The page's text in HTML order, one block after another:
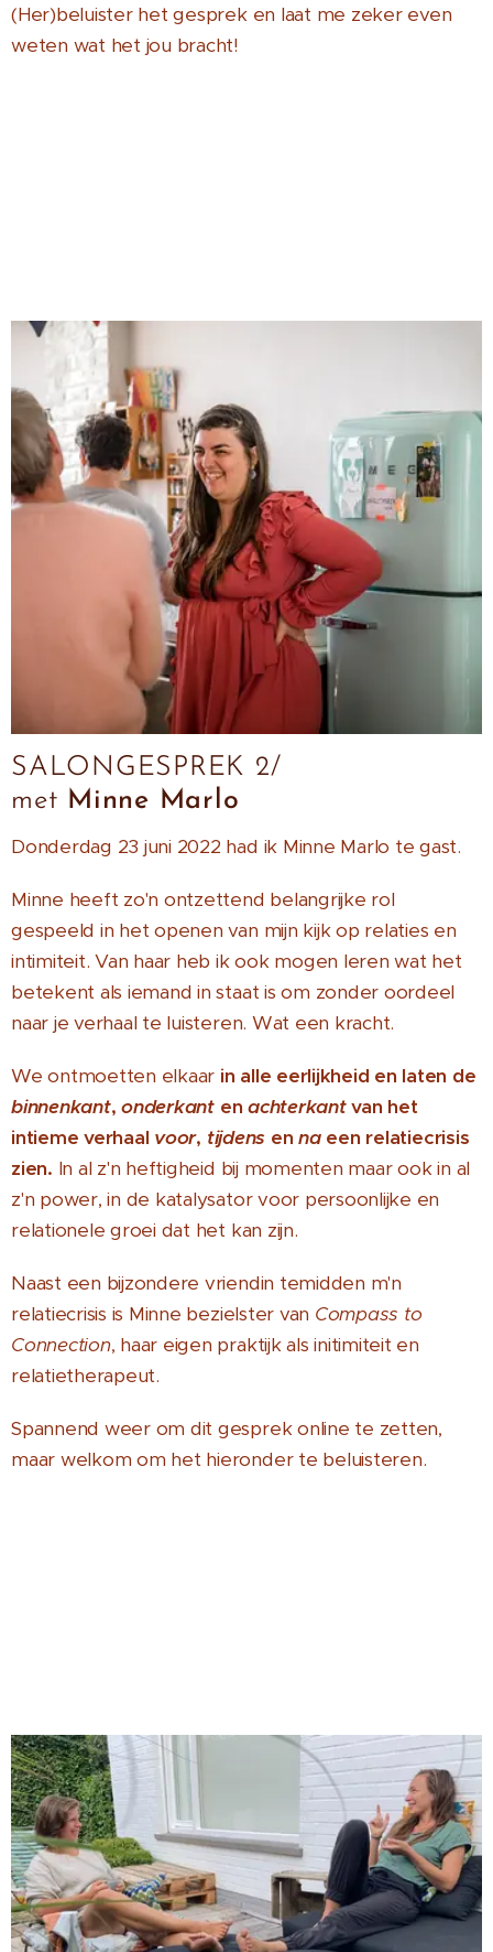
(Her)beluister het gesprek en laat me zeker even
weten wat het jou bracht!
SALONGESPREK 2/
met Minne Marlo
Donderdag 23 juni 2022 had ik Minne Marlo te gast.
Minne heeft zo'n ontzettend belangrijke rol
gespeeld in het openen van mijn kijk op relaties en
intimiteit. Van haar heb ik ook mogen leren wat het
betekent als iemand in staat is om zonder oordeel
naar je verhaal te luisteren. Wat een kracht.
We ontmoetten elkaar in alle eerlijkheid en laten de
binnenkant,onderkantenachterkantvan het
intieme verhaal voor, tijdens ennaeen relatiecrisis
zien. In al z'n heftigheid bij momenten maar ook in al
z'n power, in de katalysator voor persoonlijke en
relationele groei dat het kan zijn.
Naast een bijzondere vriendin temidden m'n
relatiecrisis is Minne bezielster van Compass to
Connection, haar eigen praktijk als initimiteit en
relatietherapeut.
Spannend weer om dit gesprek online te zetten,
maar welkom om het hieronder te beluisteren.